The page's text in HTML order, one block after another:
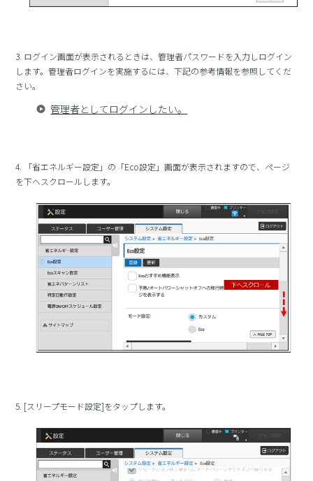
3. ログイン画面が表示されるときは、管理者パスワードを入力しログイン
します。管理者ログインを実施するには、下記の参考情報を参照してくだ
さい。
管理者としてログインしたい。
4. 「省エネルギー設定」の「Eco設定」画面が表示されますので、ページ
を下へスクロールします。
5. [スリープモード設定]をタップします。